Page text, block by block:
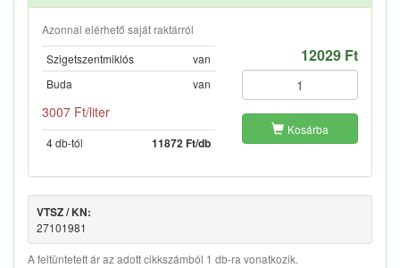
Azonnal elérhető saját raktárról
Szigetszentmiklós
van
Buda
van
3007 Ft/liter
4 db-tól 11872 Ft/db
12029 Ft
Kosárba
VTSZ / KN:
27101981
A feltüntetett ár az adott cikkszámból 1 db-ra vonatkozik.